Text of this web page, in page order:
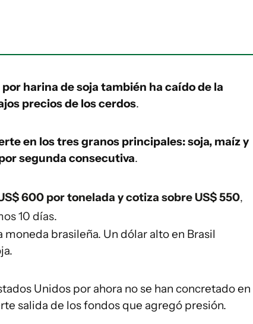
harina de soja también ha caído de la
precios de los cerdos.
en los tres granos principales: soja, maíz y
segunda consecutiva.
600 por tonelada y cotiza sobre US$ 550,
10 días.
brasileña. Un dólar alto en Brasil
Unidos por ahora no se han concretado en
salida de los fondos que agregó presión.